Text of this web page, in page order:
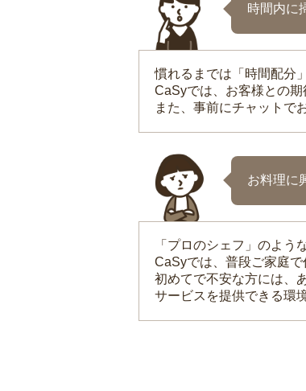
時間内に
慣れるまでは「時間配分
CaSyでは、お客様との期
また、事前にチャットで
お料理に
「プロのシェフ」のよう
CaSyでは、普段ご家庭で
初めてで不安な方には、
サービスを提供できる環